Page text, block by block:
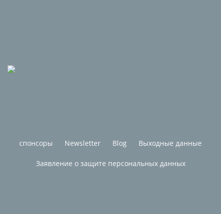
спонсоры Newsletter Blog Выходные данные
Заявление о защите персональных данных